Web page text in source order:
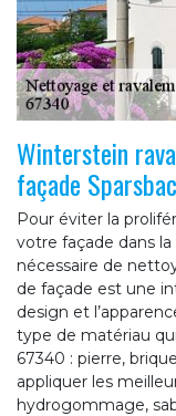
Winterstein
façade
Pour éviter la
votre façade dans
nécessaire de
de façade est une
design et
type de matériau
67340 : pierre,
appliquer les
hydrogommage,